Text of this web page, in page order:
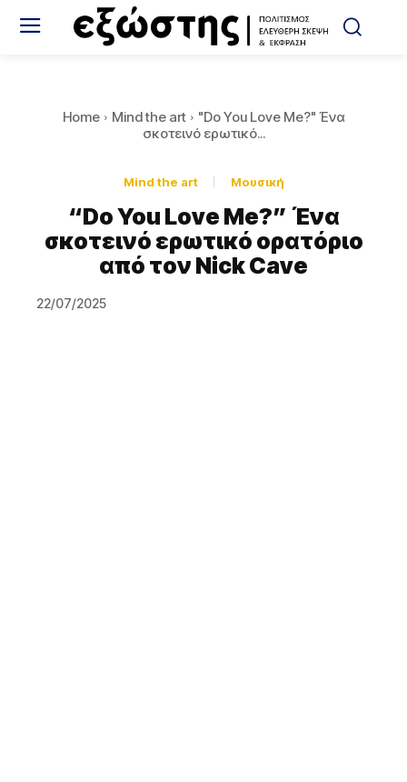
Home Mind the art
"Do You Love Me?" Ένα
σκοτεινό ερωτικό...
Mind the art Μουσική
“Do You Love Me?” Ένα
σκοτεινό ερωτικό ορατόριο
από τον Nick Cave
22/07/2025